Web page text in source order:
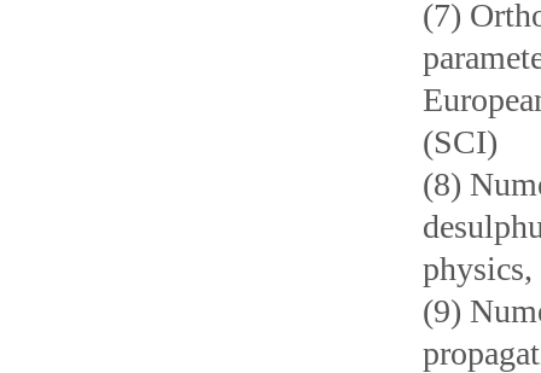
(7)
(SCI)
(8)
(9)